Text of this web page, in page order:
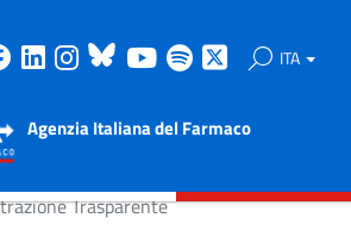
Facebook
Linkedin
Instagram
Bluesky
Youtube
Spotify ITA
Agenzia Italiana del Farmaco
Trasparente